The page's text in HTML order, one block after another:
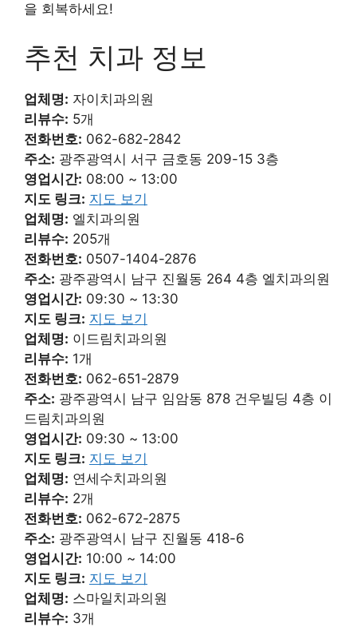
을 회복하세요!
추천 치과 정보
업체명: 자이치과의원
리뷰수: 5개
전화번호: 062-682-2842
주소: 광주광역시 서구 금호동 209-15 3층
영업시간: 08:00 ~ 13:00
지도 링크: 지도 보기
업체명: 엘치과의원
리뷰수: 205개
전화번호: 0507-1404-2876
주소: 광주광역시 남구 진월동 264 4층 엘치과의원
영업시간: 09:30 ~ 13:30
지도 링크: 지도 보기
업체명: 이드림치과의원
리뷰수: 1개
전화번호: 062-651-2879
주소: 광주광역시 남구 임암동 878 건우빌딩 4층 이
드림치과의원
영업시간: 09:30 ~ 13:00
지도 링크: 지도 보기
업체명: 연세수치과의원
리뷰수: 2개
전화번호: 062-672-2875
주소: 광주광역시 남구 진월동 418-6
영업시간: 10:00 ~ 14:00
지도 링크: 지도 보기
업체명: 스마일치과의원
리뷰수: 3개